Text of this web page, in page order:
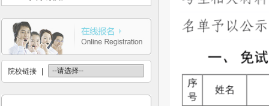
关于参加2026年单独招生考试的温馨提示
院校链接